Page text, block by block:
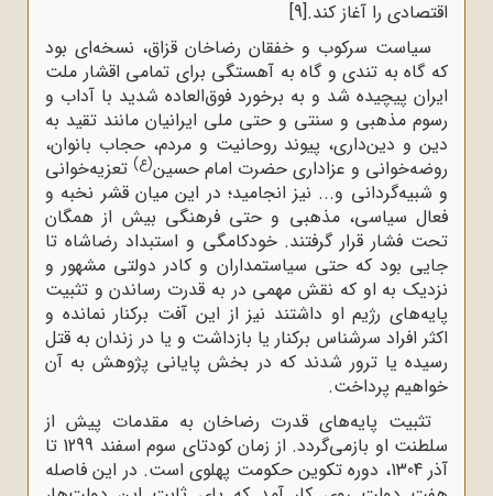
اقتصادی را آغاز کند.[9]
سیاست سرکوب و خفقان رضاخان قزاق، نسخه‌ای بود
که گاه به تندی و گاه به آهستگی برای تمامی اقشار ملت
ایران پیچیده شد و به برخورد فوق‌العاده شدید با آداب و
رسوم مذهبی و سنتی و حتی ملی ایرانیان مانند تقید به
دین و دین‌داری، پیوند روحانیت و مردم، حجاب بانوان،
روضه‌خوانی و عزاداری حضرت امام حسین(ع) تعزیه‌خوانی
و شبیه‌گردانی و... نیز انجامید؛ در این میان قشر نخبه و
فعال سیاسی، مذهبی و حتی فرهنگی بیش از همگان
تحت فشار قرار گرفتند. خودکامگی و استبداد رضاشاه تا
جایی بود که حتی سیاستمداران و کادر دولتی مشهور و
نزدیک به او که نقش مهمی در به قدرت رساندن و تثبیت
پایه‌های رژیم او داشتند نیز از این آفت برکنار نمانده و
اکثر افراد سرشناس برکنار یا بازداشت و یا در زندان به قتل
رسیده یا ترور شدند که در بخش پایانی پژوهش به آن
خواهیم پرداخت.
تثبیت پایه‌های قدرت رضاخان به مقدمات پیش از
سلطنت او بازمی‌گردد. از زمان کودتای سوم اسفند 1299 تا
آذر 1304، دوره تکوین حکومت پهلوی است. در این فاصله